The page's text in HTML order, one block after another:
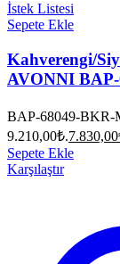
İstek Listesi
Sepete Ekle
Kahverengi/
AVONNI
BAP-68049-BKR-
9.210,00₺.7.830,00
Sepete Ekle
Karşılaştır